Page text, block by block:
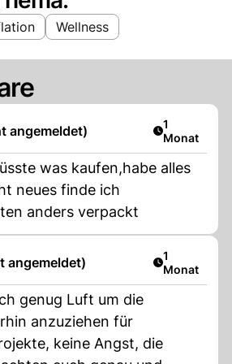
Wellness
angemeldet) Artikel
1
Monat
was kaufen,habe alles
neues finde ich
anders verpackt
angemeldet) Artikel
1
Monat
genug Luft um die
anzuziehen für
keine Angst, die